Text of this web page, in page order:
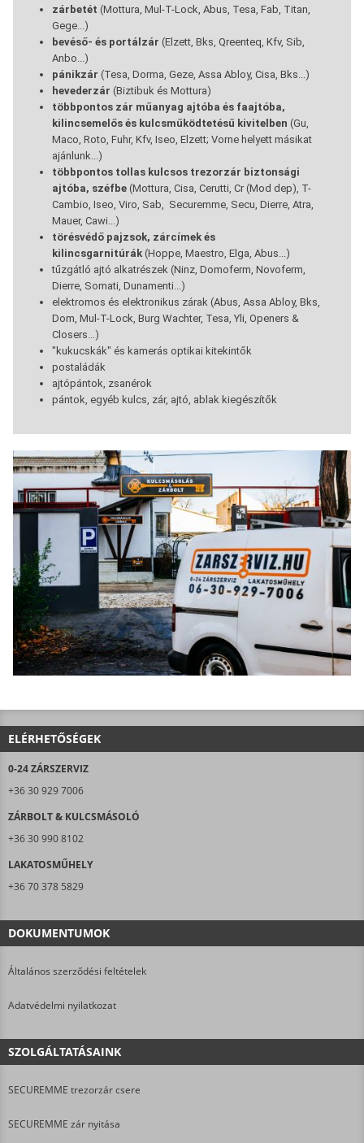
zárbetét (Mottura, Mul-T-Lock, Abus, Tesa, Fab, Titan,
Gege...)
bevéső- és portálzár (Elzett, Bks, Qreenteq, Kfv, Sib,
Anbo...)
pánikzár (Tesa, Dorma, Geze, Assa Abloy, Cisa, Bks...)
hevederzár (Biztibuk és Mottura)
többpontos zár műanyag ajtóba és faajtóba,
kilincsemelős és kulcsműködtetésű kivitelben (Gu,
Maco, Roto, Fuhr, Kfv, Iseo, Elzett; Vorne helyett másikat
ajánlunk...)
többpontos tollas kulcsos trezorzár biztonsági
ajtóba, széfbe (Mottura, Cisa, Cerutti, Cr (Mod dep), T-
Cambio, Iseo, Viro, Sab, Securemme, Secu, Dierre, Atra,
Mauer, Cawi...)
törésvédő pajzsok, zárcímek és
kilincsgarnitúrák (Hoppe, Maestro, Elga, Abus...)
tűzgátló ajtó alkatrészek (Ninz, Domoferm, Novoferm,
Dierre, Somati, Dunamenti...)
elektromos és elektronikus zárak (Abus, Assa Abloy, Bks,
Dom, Mul-T-Lock, Burg Wachter, Tesa, Yli, Openers &
Closers...)
"kukucskák" és kamerás optikai kitekintők
postaládák
ajtópántok, zsanérok
pántok, egyéb kulcs, zár, ajtó, ablak kiegészítők
ELÉRHETŐSÉGEK
0-24 ZÁRSZERVIZ
+36 30 929 7006
ZÁRBOLT & KULCSMÁSOLÓ
+36 30 990 8102
LAKATOSMŰHELY
+36 70 378 5829
DOKUMENTUMOK
Általános szerződési feltételek
Adatvédelmi nyilatkozat
SZOLGÁLTATÁSAINK
SECUREMME trezorzár csere
SECUREMME zár nyitása